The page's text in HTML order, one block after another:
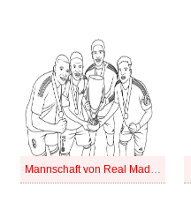
Mannschaft von Real Madrid